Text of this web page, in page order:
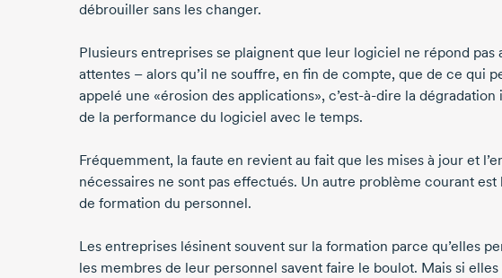
débrouiller sans les changer.
Plusieurs entreprises se plaignent que leur logiciel ne répond pas
attentes – alors qu’il ne souffre, en fin de compte, que de ce qui
appelé une «érosion des applications», c’est-à-dire la dégradation
de la performance du logiciel avec le temps.
Fréquemment, la faute en revient au fait que les mises à jour et
nécessaires ne sont pas effectués. Un autre problème courant est
de formation du personnel.
Les entreprises lésinent souvent sur la formation parce qu’elles
les membres de leur personnel savent faire le boulot. Mais si elles